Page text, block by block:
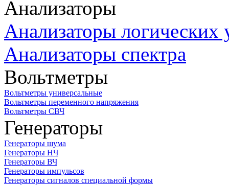
Анализаторы
Анализаторы логических
Анализаторы спектра
Вольтметры
Вольтметры универсальные
Вольтметры переменного напряжения
Вольтметры СВЧ
Генераторы
Генераторы шума
Генераторы НЧ
Генераторы ВЧ
Генераторы импульсов
Генераторы сигналов специальной формы